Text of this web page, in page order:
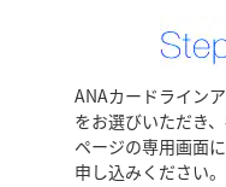
ANAカードライン
をお選びいただき
ページの専用画面
申し込みください。